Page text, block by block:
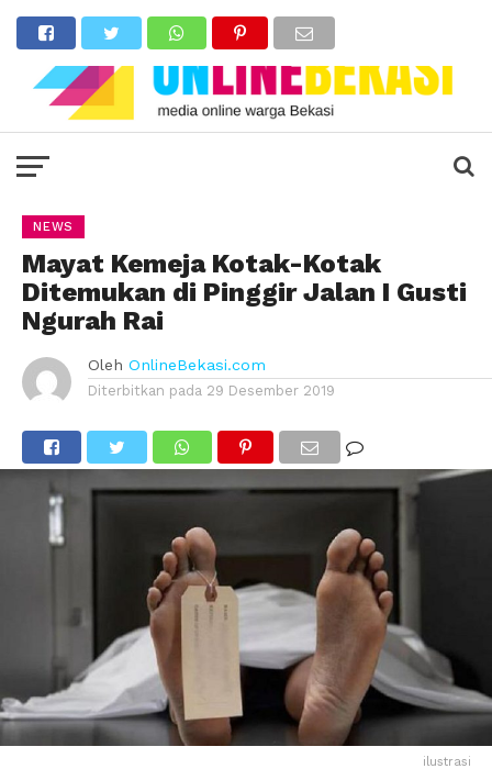
NEWS
Mayat Kemeja Kotak-Kotak
Ditemukan di Pinggir Jalan I Gusti
Ngurah Rai
Oleh OnlineBekasi.com
Diterbitkan pada 29 Desember 2019
ilustrasi